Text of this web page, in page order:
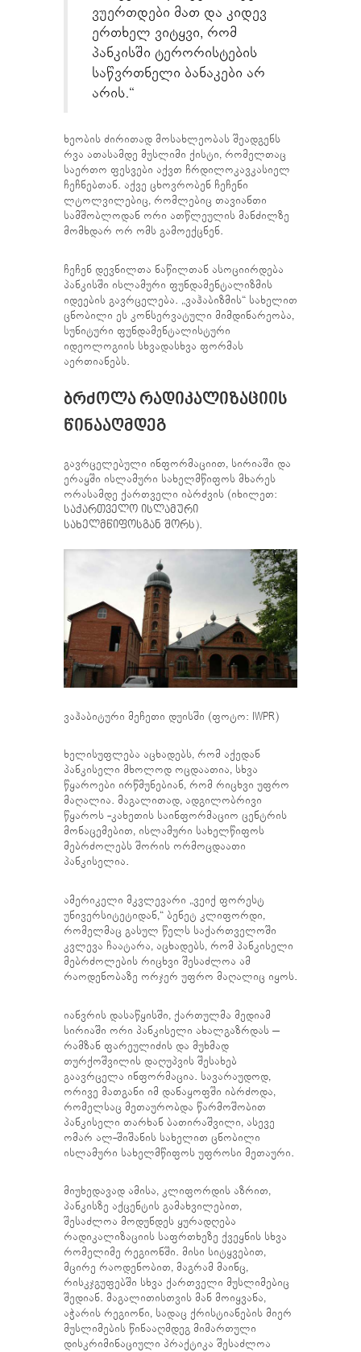
ვუერთდები მათ და კიდევ
ერთხელ ვიტყვი, რომ
პანკისში ტერორისტების
საწვრთნელი ბანაკები არ
არის.“
ხეობის ძირითად მოსახლეობას შეადგენს
რვა ათასამდე მუსლიმი ქისტი, რომელთაც
საერთო ფესვები აქვთ ჩრდილოკავკასიელ
ჩეჩნებთან. აქვე ცხოვრობენ ჩეჩენი
ლტოლვილებიც, რომლებიც თავიანთი
სამშობლოდან ორი ათწლეულის მანძილზე
მომხდარ ორ ომს გამოექცნენ.
ჩეჩენ დევნილთა ნაწილთან ასოციირდება
პანკისში ისლამური ფუნდამენტალიზმის
იდეების გავრცელება. „ვაჰაბიზმის“ სახელით
ცნობილი ეს კონსერვატული მიმდინარეობა,
სუნიტური ფუნდამენტალისტური
იდეოლოგიის სხვადასხვა ფორმას
აერთიანებს.
ᲑᲠᲫᲝᲚᲐ ᲠᲐᲓᲘᲙᲐᲚᲘᲖᲐᲪᲘᲘᲡ
ᲬᲘᲜᲐᲐᲦᲛᲓᲔᲒ
გავრცელებული ინფორმაციით, სირიაში და
ერაყში ისლამური სახელმწიფოს მხარეს
ორასამდე ქართველი იბრძვის (იხილეთ:
საქართველო ისლამური
სახელმწიფოსგან შორს).
ვაჰაბიტური მეჩეთი დუისში (ფოტო: IWPR)
ხელისუფლება აცხადებს, რომ აქედან
პანკისელი მხოლოდ ოცდაათია, სხვა
წყაროები ირწმუნებიან, რომ რიცხვი უფრო
მაღალია. მაგალითად, ადგილობრივი
წყაროს -კახეთის საინფორმაციო ცენტრის
მონაცემებით, ისლამური სახელწიფოს
მებრძოლებს შორის ორმოცდაათი
პანკისელია.
ამერიკელი მკვლევარი „ვეიქ ფორესტ
უნივერსიტეტიდან,“ ბენეტ კლიფორდი,
რომელმაც გასულ წელს საქართველოში
კვლევა ჩაატარა, აცხადებს, რომ პანკისელი
მებრძოლების რიცხვი შესაძლოა ამ
რაოდენობაზე ორჯერ უფრო მაღალიც იყოს.
იანვრის დასაწყისში, ქართულმა მედიამ
სირიაში ორი პანკისელი ახალგაზრდას –
რამზან ფარეულიძის და მუხმად
თურქოშვილის დაღუპვის შესახებ
გაავრცელა ინფორმაცია. სავარაუდოდ,
ორივე მათგანი იმ დანაყოფში იბრძოდა,
რომელსაც მეთაურობდა წარმოშობით
პანკისელი თარხან ბათირაშვილი, ასევე
ომარ ალ-შიშანის სახელით ცნობილი
ისლამური სახელმწიფოს უფროსი მეთაური.
მიუხედავად ამისა, კლიფორდის აზრით,
პანკისზე აქცენტის გამახვილებით,
შესაძლოა მოდუნდეს ყურადღება
რადიკალიზაციის საფრთხეზე ქვეყნის სხვა
რომელიმე რეგიონში. მისი სიტყვებით,
მცირე რაოდენობით, მაგრამ მაინც,
რისკჯგუფებში სხვა ქართველი მუსლიმებიც
შედიან. მაგალითისთვის მან მოიყვანა,
აჭარის რეგიონი, სადაც ქრისტიანების მიერ
მუსლიმების წინააღმდეგ მიმართული
დისკრიმინაციული პრაქტიკა შესაძლოა